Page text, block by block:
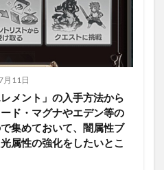
月11日
メント」の入手方法から
ド・マグナやエデン等の
集めておいて、闇属性ブ
属性の強化をしたいとこ